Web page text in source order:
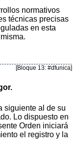
normativos
técnicas precisas
en esta
[Bloque 13: #dfunica]
siguiente al de su
Lo dispuesto en
Orden iniciará
el registro y la